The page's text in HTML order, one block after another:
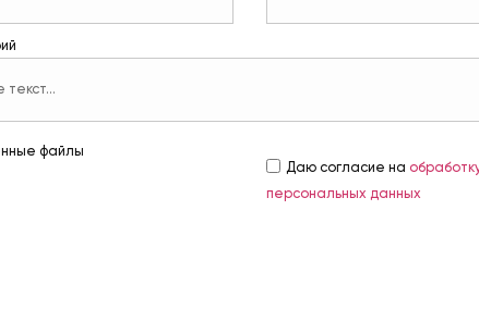
файлы
Даю согласие на
персональных данных